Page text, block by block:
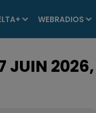
WEBRADIOS
JUIN